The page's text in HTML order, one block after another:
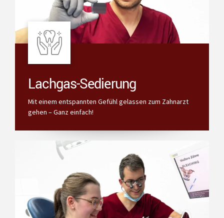
Lachgas-Sedierung
Mit einem entspannten Gefühl gelassen zum Zahnarzt
gehen – Ganz einfach!